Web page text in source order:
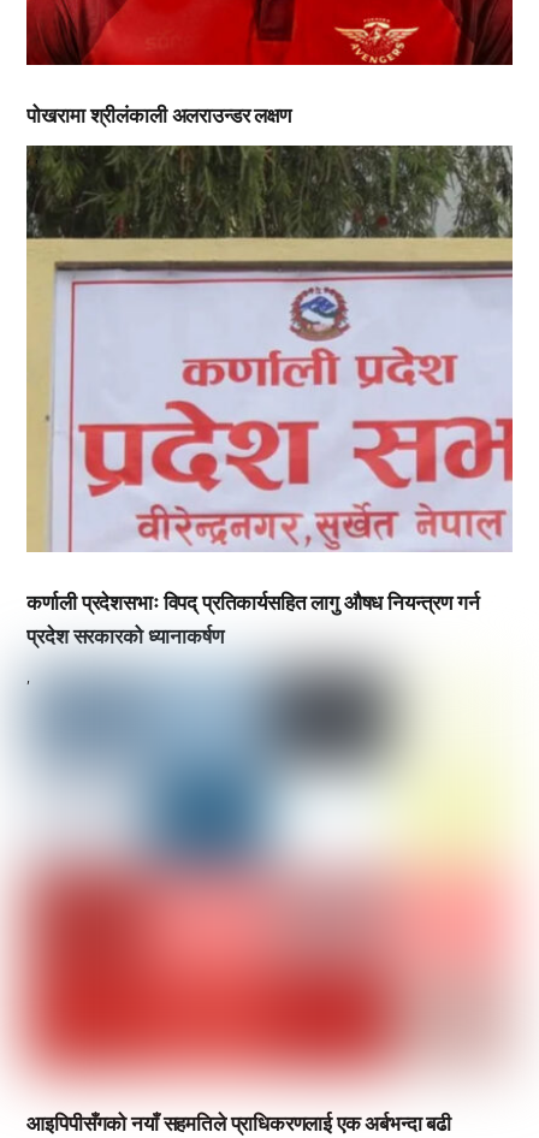
पोखरामा श्रीलंकाली अलराउन्डर लक्षण
, ,
कर्णाली प्रदेशसभाः विपद् प्रतिकार्यसहित लागु औषध नियन्त्रण गर्न
प्रदेश सरकारको ध्यानाकर्षण
,
आइपिपीसँगको नयाँ सहमतिले प्राधिकरणलाई एक अर्बभन्दा बढी